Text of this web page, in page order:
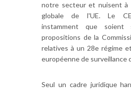
notre secteur et nuisent à
globale de l'UE. Le
instamment que soient
propositions de la
relatives à un 28e régime
européenne de surveillance
Seul un cadre juridique